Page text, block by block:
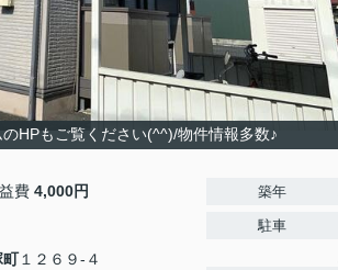
HPもご覧ください(^^)/物件情報多数♪
費 4,000円
町１２６９-４
築年
駐車